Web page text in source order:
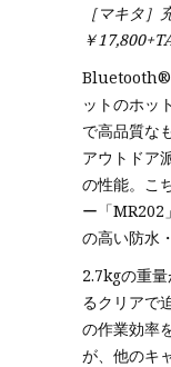
［マキタ
￥
Bluetooth®
ットのホッ
で高品質な
アウトドア
の性能。こ
ー「MR202
の高い防水
2.7kgの重
るクリアで
の作業効率
が、他のキ